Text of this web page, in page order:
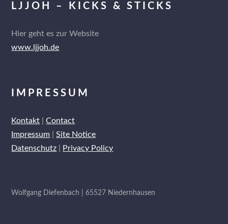
LJJOH – KICKS & STICKS
Hier geht es zur Website
www.ljjoh.de
IMPRESSUM
Kontakt |Contact
Impressum |Site Notice
Datenschutz
Privacy Policy
Wolfgang Diefenbach | 65527 Niedernhausen